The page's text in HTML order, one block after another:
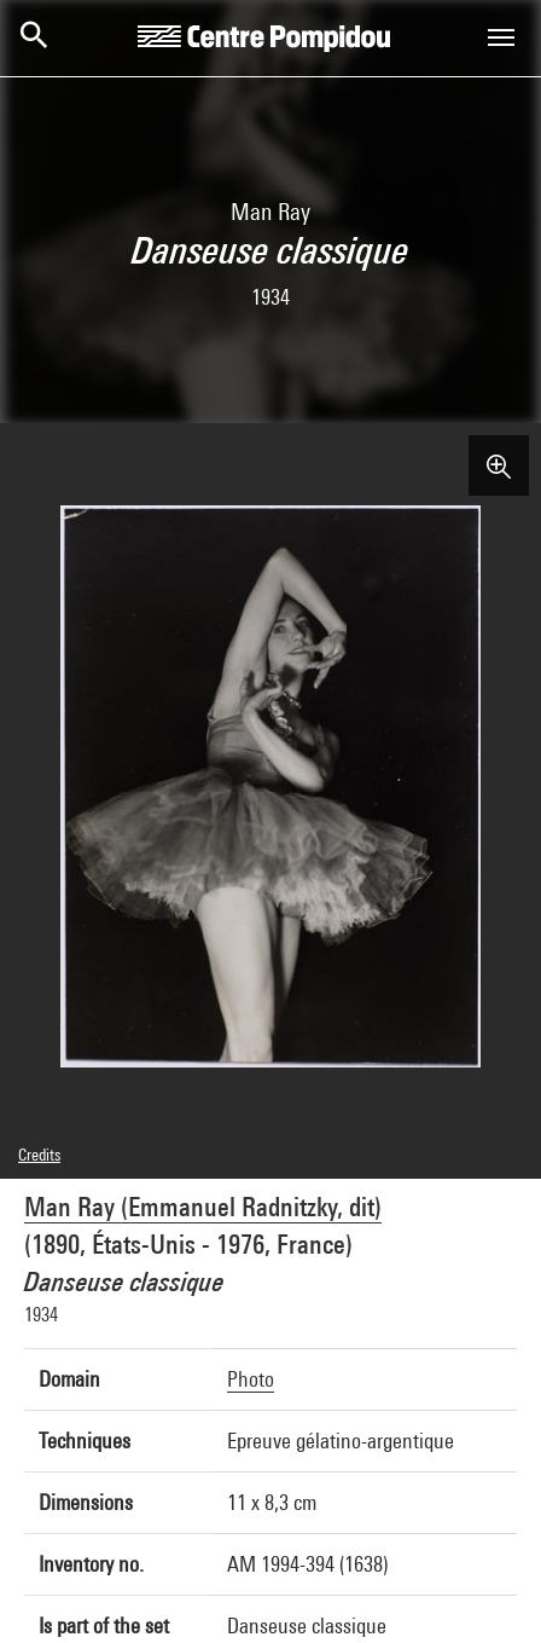
Man Ray
Danseuse classique
1934
Man Ray (Emmanuel Radnitzky, dit)
(1890, États-Unis - 1976, France)
Danseuse classique
1934
Domain Photo
Techniques Epreuve gélatino-argentique
Dimensions 11 x 8,3 cm
Inventory no. AM 1994-394 (1638)
Is part of the set
Danseuse classique
Credits
© Man Ray Trust / Adagp, Paris
Photo credits : Centre Pompidou, MNAM-CCI/Guy Carrard/Dist. GrandPalaisRmn
Image reference : 4N14979
Image presentation :GrandPalaisRmnPhoto